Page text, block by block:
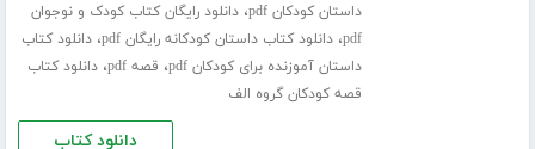
داستان کودکان pdf
،دانلود رایگان کتاب کودک و نوجوان
pdf،دانلود کتاب داستان کودکانه رایگان pdf ،دانلود کتاب
داستان آموزنده برای کودکان pdf
، قصه pdf ،دانلود کتاب
قصه کودکان گروه الف
دانلود کتاب